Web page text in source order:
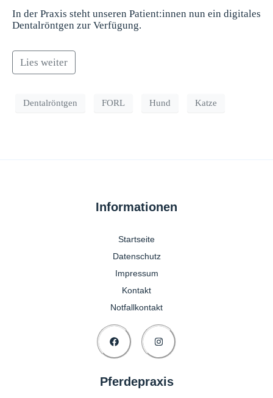
In der Praxis steht unseren Patient:innen nun ein digitales
Dentalröntgen zur Verfügung.
Lies weiter
Dentalröntgen FORL Hund Katze
Informationen
Startseite
Datenschutz
Impressum
Kontakt
Notfallkontakt
Pferdepraxis